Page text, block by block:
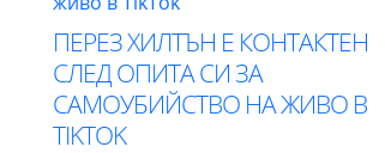
ПЕРЕЗ ХИЛТЪН Е КОНТАКТЕН
СЛЕД ОПИТА СИ ЗА
САМОУБИЙСТВО НА ЖИВО В
TIKTOK